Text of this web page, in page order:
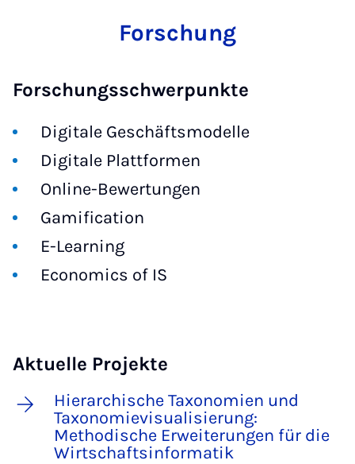
Forschung
Forschungsschwerpunkte
Digitale Geschäftsmodelle
Digitale Plattformen
Online-Bewertungen
Gamification
E-Learning
Economics of IS
Aktuelle Projekte
Hierarchische Taxonomien und
Taxonomievisualisierung:
Methodische Erweiterungen für die
Wirtschaftsinformatik